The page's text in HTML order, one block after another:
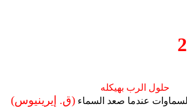
حلول الرب بهيكله
عندما صعد السماء (ق. إيرينيوس)